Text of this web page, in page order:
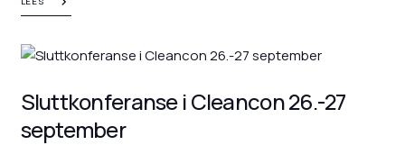
Sluttkonferanse i Cleancon 26.-27
september